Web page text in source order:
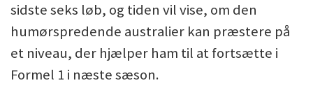
sidste seks løb, og tiden vil vise, om den
humørspredende australier kan præstere på
et niveau, der hjælper ham til at fortsætte i
Formel 1 i næste sæson.